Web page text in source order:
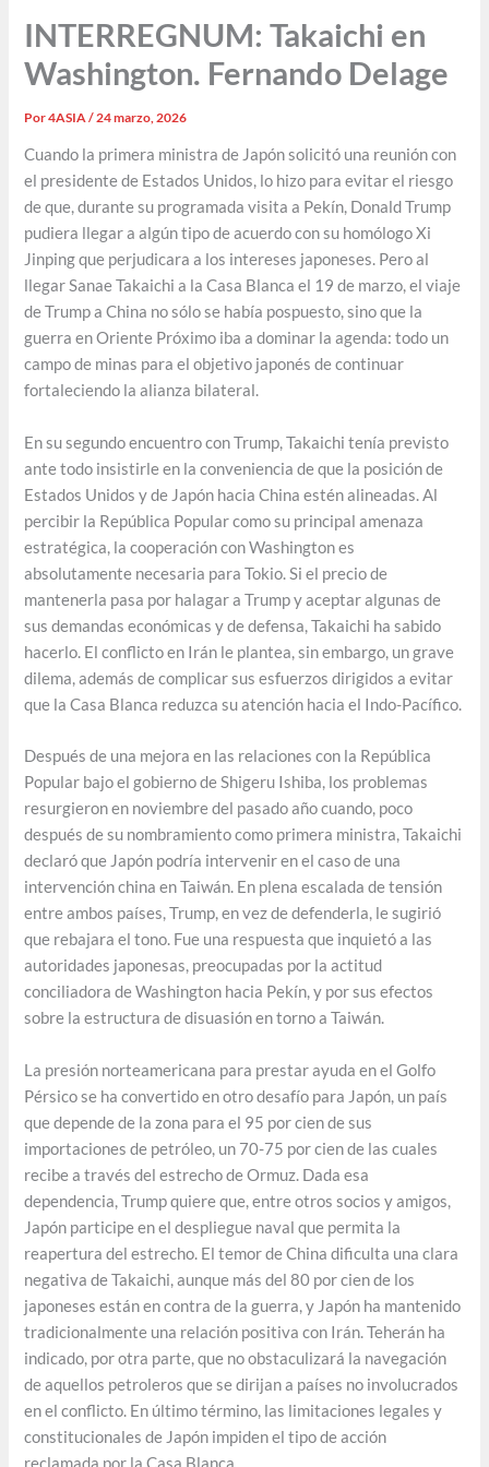
INTERREGNUM: Takaichi en
Washington. Fernando Delage
Por4ASIA/ 24 marzo, 2026
Cuando la primera ministra de Japón solicitó una reunión con
el presidente de Estados Unidos, lo hizo para evitar el riesgo
de que, durante su programada visita a Pekín, Donald Trump
pudiera llegar a algún tipo de acuerdo con su homólogo Xi
Jinping que perjudicara a los intereses japoneses. Pero al
llegar Sanae Takaichi a la Casa Blanca el 19 de marzo, el viaje
de Trump a China no sólo se había pospuesto, sino que la
guerra en Oriente Próximo iba a dominar la agenda: todo un
campo de minas para el objetivo japonés de continuar
fortaleciendo la alianza bilateral.
En su segundo encuentro con Trump, Takaichi tenía previsto
ante todo insistirle en la conveniencia de que la posición de
Estados Unidos y de Japón hacia China estén alineadas. Al
percibir la República Popular como su principal amenaza
estratégica, la cooperación con Washington es
absolutamente necesaria para Tokio. Si el precio de
mantenerla pasa por halagar a Trump y aceptar algunas de
sus demandas económicas y de defensa, Takaichi ha sabido
hacerlo. El conflicto en Irán le plantea, sin embargo, un grave
dilema, además de complicar sus esfuerzos dirigidos a evitar
que la Casa Blanca reduzca su atención hacia el Indo-Pacífico.
Después de una mejora en las relaciones con la República
Popular bajo el gobierno de Shigeru Ishiba, los problemas
resurgieron en noviembre del pasado año cuando, poco
después de su nombramiento como primera ministra, Takaichi
declaró que Japón podría intervenir en el caso de una
intervención china en Taiwán. En plena escalada de tensión
entre ambos países, Trump, en vez de defenderla, le sugirió
que rebajara el tono. Fue una respuesta que inquietó a las
autoridades japonesas, preocupadas por la actitud
conciliadora de Washington hacia Pekín, y por sus efectos
sobre la estructura de disuasión en torno a Taiwán.
La presión norteamericana para prestar ayuda en el Golfo
Pérsico se ha convertido en otro desafío para Japón, un país
que depende de la zona para el 95 por cien de sus
importaciones de petróleo, un 70-75 por cien de las cuales
recibe a través del estrecho de Ormuz. Dada esa
dependencia, Trump quiere que, entre otros socios y amigos,
Japón participe en el despliegue naval que permita la
reapertura del estrecho. El temor de China dificulta una clara
negativa de Takaichi, aunque más del 80 por cien de los
japoneses están en contra de la guerra, y Japón ha mantenido
tradicionalmente una relación positiva con Irán. Teherán ha
indicado, por otra parte, que no obstaculizará la navegación
de aquellos petroleros que se dirijan a países no involucrados
en el conflicto. En último término, las limitaciones legales y
constitucionales de Japón impiden el tipo de acción
reclamada por la Casa Blanca.